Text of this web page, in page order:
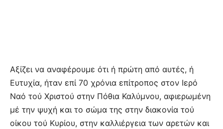
Αξίζει να αναφέρουμε ότι ή πρώτη από αυτές, ή
Ευτυχία, ήταν επί 70 χρόνια επίτροπος στον Ιερό
Ναό τού Χριστού στην Πόθια Καλύμνου, αφιερωμένη
μέ την ψυχή και το σώμα της στην διακονία τού
οίκου τού Κυρίου, στην καλλιέργεια των αρετών και